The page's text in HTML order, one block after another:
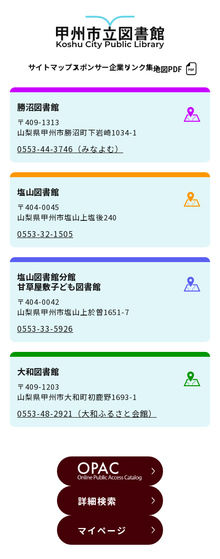
サイトマップスポンサー企業リンク集地図PDF
勝沼図書館
〒409-1313
山梨県甲州市勝沼町下岩崎1034-1
0553-44-3746（みなよむ）
塩山図書館
〒404-0045
山梨県甲州市塩山上塩後240
0553-32-1505
塩山図書館分館
甘草屋敷子ども図書館
〒404-0042
山梨県甲州市塩山上於曽1651-7
0553-33-5926
大和図書館
〒409-1203
山梨県甲州市大和町初鹿野1693-1
0553-48-2921（大和ふるさと会館）
詳細検索
マイページ